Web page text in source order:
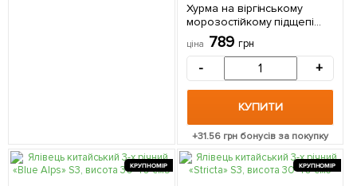
Хурма на віргінському
морозостійкому підщепі
"Волове серце" вкоренена
в контейнері (саджанець 2
упаковці
ціна 789 грн
- +
КУПИТИ
+31.56 грн бонусів за покупку
КРУПНОМІР КРУПНОМІР